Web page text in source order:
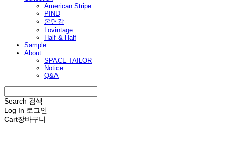
American Stripe
PIND
온면감
Lovintage
Half & Half
Sample
About
SPACE TAILOR
Notice
Q&A
Search 검색
Log In 로그인
Cart장바구니